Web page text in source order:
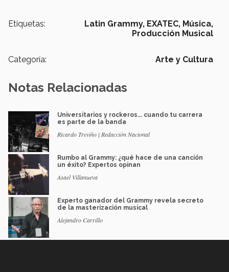
Etiquetas: Latin Grammy, EXATEC, Música,
Producción Musical
Categoría: Arte y Cultura
Notas Relacionadas
Universitarios y rockeros... cuando tu carrera
es parte de la banda
Ricardo Treviño | Redacción Nacional
Rumbo al Grammy: ¿qué hace de una canción
un éxito? Expertos opinan
Asael Villanueva
Experto ganador del Grammy revela secreto
de la masterización musical
Alejandro Carrillo